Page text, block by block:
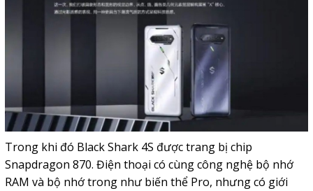
Trong khi đó Black Shark 4S được trang bị chip
Snapdragon 870. Điện thoại có cùng công nghệ bộ nhớ
RAM và bộ nhớ trong như biến thể Pro, nhưng có giới